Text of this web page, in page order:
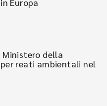
della
reati ambientali nel